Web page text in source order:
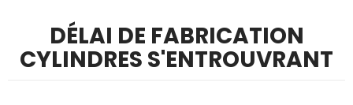
DÉLAI DE FABRICATION
CYLINDRES S'ENTROUVRANT